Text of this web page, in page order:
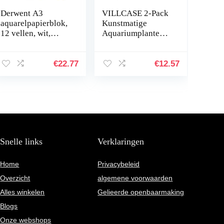
Derwent A3
aquarelpapierblok,
12 vellen, wit,
meerkleurig
€22.77
VILLCASE 2-Pack
Kunstmatige
Aquariumplanten
Inrichting Plastic
€12.57
Snelle links
Home
Overzicht
Alles winkelen
Blogs
Onze webshops
Verklaringen
Privacybeleid
algemene voorwaarden
Gelieerde openbaarmaking